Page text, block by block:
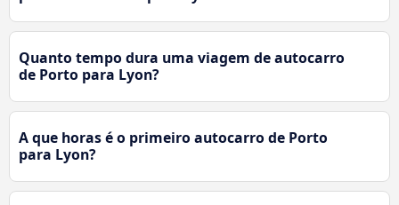
Quanto tempo dura uma viagem de autocarro
de Porto para Lyon?
A que horas é o primeiro autocarro de Porto
para Lyon?